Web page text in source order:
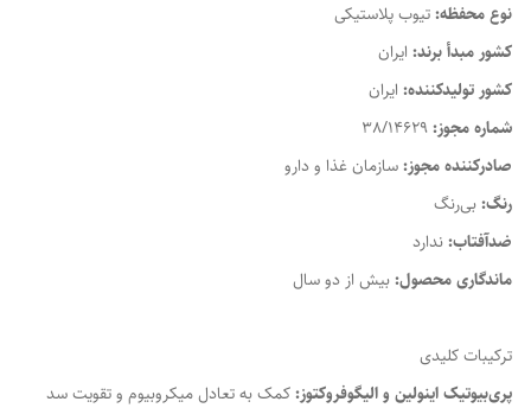
نوع محفظه:تیوب پلاستیکی
کشور مبدأ برند: ایران
کشور تولیدکننده: ایران
شماره مجوز:
صادرکننده مجوز:سازمان غذا و دارو
رنگ:بی‌رنگ
ضدآفتاب:ندارد
ماندگاری محصول:بیش از دو سال
ترکیبات کلیدی
پری‌بیوتیک اینولین و الیگوفروکتوز:کمک به تعادل میکروبیوم و تقویت سد